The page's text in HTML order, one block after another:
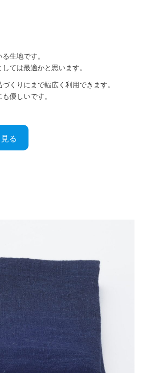
生地です。
ては最適かと思います。
くりにまで幅広く利用できます。
優しいです。
る